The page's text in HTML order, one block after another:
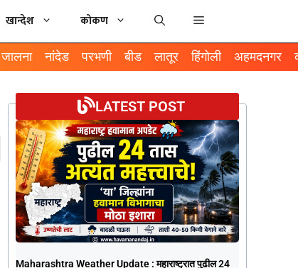
खान्देश कोकण
जालना नांदेड परभणी बीड लातूर हिंगोली अहमदनगर
LATEST POST
Maharashtra Weather Update : महाराष्ट्रात पुढील 24